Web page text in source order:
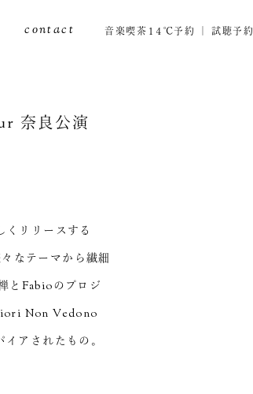
contact 音楽喫茶１４℃予約 試聴予約
奈良公演
くリリースする
なテーマから繊細
とFabioのプロジ
Non Vedono
アされたもの。